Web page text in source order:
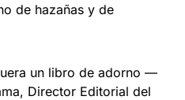
de hazañas y de
un libro de adorno —
Director Editorial del